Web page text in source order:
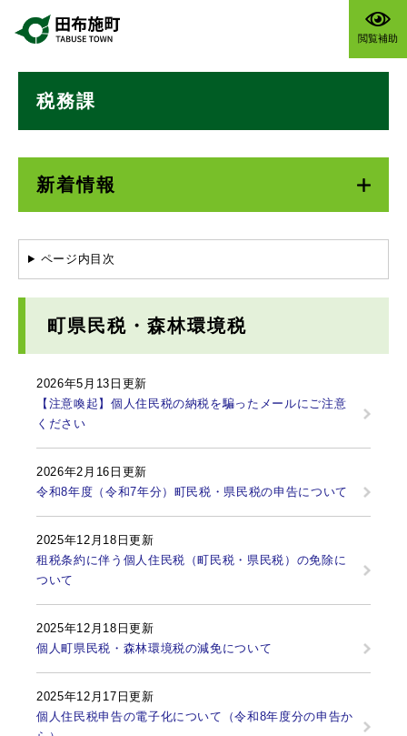
閲覧補助
税務課
新着情報
ページ内目次
町県民税・森林環境税
2026年5月13日更新
【注意喚起】個人住民税の納税を騙ったメールにご注意
ください
2026年2月16日更新
令和8年度（令和7年分）町民税・県民税の申告について
2025年12月18日更新
租税条約に伴う個人住民税（町民税・県民税）の免除に
ついて
2025年12月18日更新
個人町県民税・森林環境税の減免について
2025年12月17日更新
個人住民税申告の電子化について（令和8年度分の申告か